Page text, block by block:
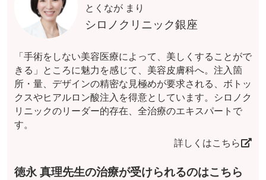
とくなが まり
シロノクリニック銀座
「手術をしない美容医療によって、美しくすることがで
きる」ところに魅力を感じて、美容皮膚科へ。注入箇
所・量、デザインの精密な見極めが要求される、ボトッ
クスやヒアルロン酸注入を得意としています。シロノク
リニックのリーダー的存在、全治療のエキスパートで
す。
詳しくはこちら
徳永 真理先生の治療が受けられるのはこちら